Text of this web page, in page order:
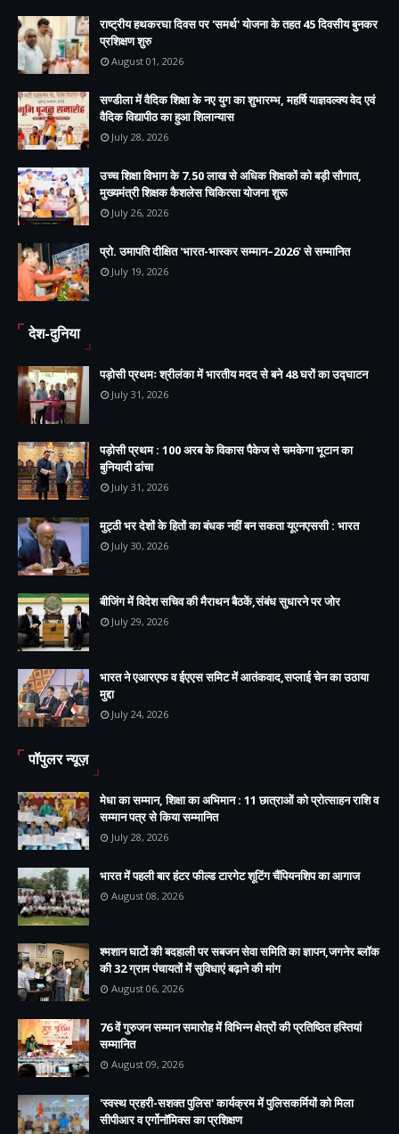
राष्ट्रीय हथकरघा दिवस पर 'समर्थ' योजना के तहत 45 दिवसीय बुनकर
प्रशिक्षण शुरु
August 01, 2026
सण्डीला में वैदिक शिक्षा के नए युग का शुभारम्भ, महर्षि याज्ञवल्क्य वेद एवं
वैदिक विद्यापीठ का हुआ शिलान्यास
July 28, 2026
उच्च शिक्षा विभाग के 7.50 लाख से अधिक शिक्षकों को बड़ी सौगात,
मुख्यमंत्री शिक्षक कैशलेस चिकित्सा योजना शुरू
July 26, 2026
प्रो. उमापति दीक्षित 'भारत-भास्कर सम्मान–2026' से सम्मानित
July 19, 2026
देश-दुनिया
पड़ोसी प्रथमः श्रीलंका में भारतीय मदद से बने 48 घरों का उद्घाटन
July 31, 2026
पड़ोसी प्रथम : 100 अरब के विकास पैकेज से चमकेगा भूटान का
बुनियादी ढांचा
July 31, 2026
मुट्ठी भर देशों के हितों का बंधक नहीं बन सकता यूएनएससी : भारत
July 30, 2026
बीजिंग में विदेश सचिव की मैराथन बैठकें,संबंध सुधारने पर जोर
July 29, 2026
भारत ने एआरएफ व ईएएस समिट में आतंकवाद,सप्लाई चेन का उठाया
मुद्दा
July 24, 2026
पॉपुलर न्यूज़
मेधा का सम्मान, शिक्षा का अभिमान : 11 छात्राओं को प्रोत्साहन राशि व
सम्मान पत्र से किया सम्मानित
July 28, 2026
भारत में पहली बार हंटर फील्ड टारगेट शूटिंग चैंपियनशिप का आगाज
August 08, 2026
श्मशान घाटों की बदहाली पर सबजन सेवा समिति का ज्ञापन,जगनेर ब्लॉक
की 32 ग्राम पंचायतों में सुविधाएं बढ़ाने की मांग
August 06, 2026
76 वें गुरुजन सम्मान समारोह में विभिन्न क्षेत्रों की प्रतिष्ठित हस्तियां
सम्मानित
August 09, 2026
'स्वस्थ प्रहरी-सशक्त पुलिस' कार्यक्रम में पुलिसकर्मियों को मिला
सीपीआर व एर्गोनॉमिक्स का प्रशिक्षण